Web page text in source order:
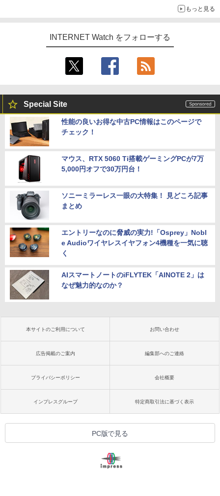
もっと見る
INTERNET Watch をフォローする
Special Site
性能の良いお得な中古PC情報はこのページで
チェック！
マウス、RTX 5060 Ti搭載ゲーミングPCが7万
5,000円オフで30万円台！
ソニーミラーレス一眼の大特集！ 見どころ記事
まとめ
エントリーなのに脅威の実力!「Osprey」Nobl
e Audioワイヤレスイヤフォン4機種を一気に聴
く
AIスマートノートのiFLYTEK「AINOTE 2」は
なぜ魅力的なのか？
本サイトのご利用について お問い合わせ
広告掲載のご案内 編集部へのご連絡
プライバシーポリシー 会社概要
インプレスグループ 特定商取引法に基づく表示
PC版で見る